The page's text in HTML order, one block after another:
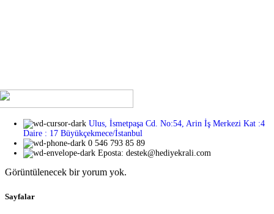
Ulus, İsmetpaşa Cd. No:54, Arin İş Merkezi Kat :4
Daire : 17 Büyükçekmece/İstanbul
0 546 793 85 89
Eposta: destek@hediyekrali.com
Görüntülenecek bir yorum yok.
Sayfalar